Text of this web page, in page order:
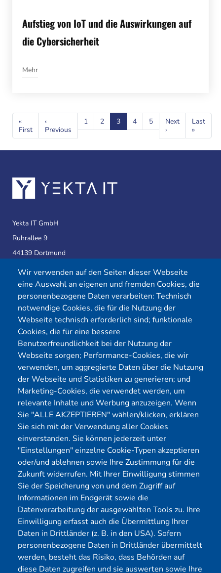
Aufstieg von IoT und die Auswirkungen auf
die Cybersicherheit
Mehr
Seitennummerierung
«
First Erste
Seite
‹
Previous Vorherige
Seite
1 2 3 4 5
Next
›
Seite
Last
»
Seite
Wir verwenden auf den Seiten dieser Webseite
eine Auswahl an eigenen und fremden Cookies, die
personenbezogene Daten verarbeiten: Technisch
notwendige Cookies, die für die Nutzung der
Webseite technisch erforderlich sind; funktionale
Cookies, die für eine bessere
Benutzerfreundlichkeit bei der Nutzung der
Webseite sorgen; Performance-Cookies, die wir
verwenden, um aggregierte Daten über die Nutzung
der Webseite und Statistiken zu generieren; und
Marketing-Cookies, die verwendet werden, um
relevante Inhalte und Werbung anzuzeigen. Wenn
Sie "ALLE AKZEPTIEREN" wählen/klicken, erklären
Sie sich mit der Verwendung aller Cookies
einverstanden. Sie können jederzeit unter
"Einstellungen" einzelne Cookie-Typen akzeptieren
oder/und ablehnen sowie Ihre Zustimmung für die
Zukunft widerrufen. Mit Ihrer Einwilligung stimmen
Sie der Speicherung von und dem Zugriff auf
Informationen im Endgerät sowie die
Datenverarbeitung der ausgewählten Tools zu. Ihre
Einwilligung erfasst auch die Übermittlung Ihrer
Daten in Drittländer (z. B. in den USA). Sofern
personenbezogene Daten in Drittländer übermittelt
werden, besteht das Risiko, dass Behörden auf
diese Daten zugreifen und sie auswerten sowie Ihre
Yekta IT GmbH
Ruhrallee 9
44139 Dortmund
Telefon:0231 39814905
E-Mail:
info@yekta-it.de
(Mo.-Fr.9-17 Uhr)
Menü
Cybersecurity
Pentest Anbieter
Pentest Kosten Rechner
KMU CyberRisikoCheck
OT-Security
Physical Pentest
Über uns
Förderungen
Kontakt
Blog
Karriere
Datenschutz
Impressum
Mitglied